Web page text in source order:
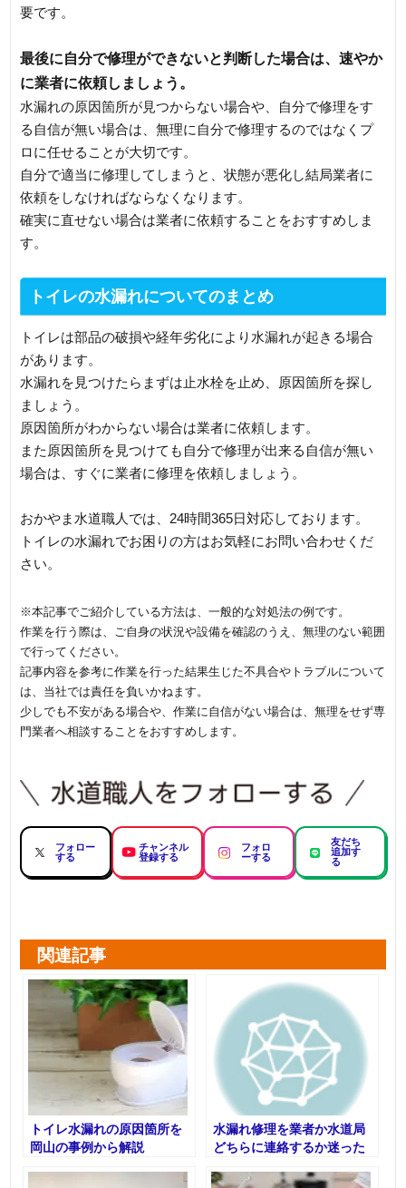
要です。
最後に自分で修理ができないと判断した場合は、速やか
に業者に依頼しましょう。
水漏れの原因箇所が見つからない場合や、自分で修理をす
る自信が無い場合は、無理に自分で修理するのではなくプ
ロに任せることが大切です。
自分で適当に修理してしまうと、状態が悪化し結局業者に
依頼をしなければならなくなります。
確実に直せない場合は業者に依頼することをおすすめしま
す。
トイレの水漏れについてのまとめ
トイレは部品の破損や経年劣化により水漏れが起きる場合
があります。
水漏れを見つけたらまずは止水栓を止め、原因箇所を探し
ましょう。
原因箇所がわからない場合は業者に依頼します。
また原因箇所を見つけても自分で修理が出来る自信が無い
場合は、すぐに業者に修理を依頼しましょう。
おかやま水道職人では、24時間365日対応しております。
トイレの水漏れでお困りの方はお気軽にお問い合わせくだ
さい。
※本記事でご紹介している方法は、一般的な対処法の例です。
作業を行う際は、ご自身の状況や設備を確認のうえ、無理のない範囲
で行ってください。
記事内容を参考に作業を行った結果生じた不具合やトラブルについて
は、当社では責任を負いかねます。
少しでも不安がある場合や、作業に自信がない場合は、無理をせず専
門業者へ相談することをおすすめします。
フォロー
する
チャンネル
登録する
フォロ
ーする
友だち
追加す
る
関連記事
トイレ水漏れの原因箇所を
岡山の事例から解説
水漏れ修理を業者か水道局
どちらに連絡するか迷った